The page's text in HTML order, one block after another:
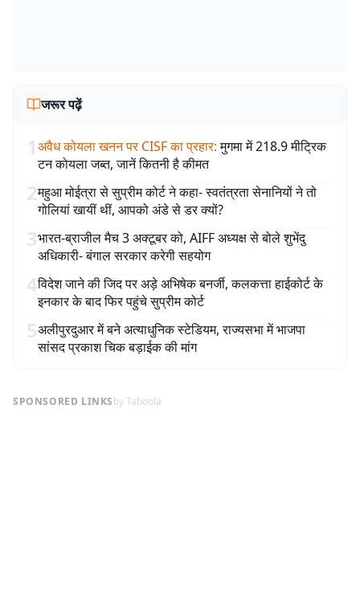
जरूर पढ़ें
1अवैध कोयला खनन पर CISF का प्रहार: मुगमा में 218.9 मीट्रिक
टन कोयला जब्त, जानें कितनी है कीमत
2महुआ मोईत्रा से सुप्रीम कोर्ट ने कहा- स्वतंत्रता सेनानियों ने तो
गोलियां खायीं थीं, आपको अंडे से डर क्यों?
3भारत-ब्राजील मैच 3 अक्टूबर को, AIFF अध्यक्ष से बोले शुभेंदु
अधिकारी- बंगाल सरकार करेगी सहयोग
4विदेश जाने की जिद पर अड़े अभिषेक बनर्जी, कलकत्ता हाईकोर्ट के
इनकार के बाद फिर पहुंचे सुप्रीम कोर्ट
5अलीपुरदुआर में बने अत्याधुनिक स्टेडियम, राज्यसभा में भाजपा
सांसद प्रकाश चिक बड़ाईक की मांग
SPONSORED LINKSby Taboola